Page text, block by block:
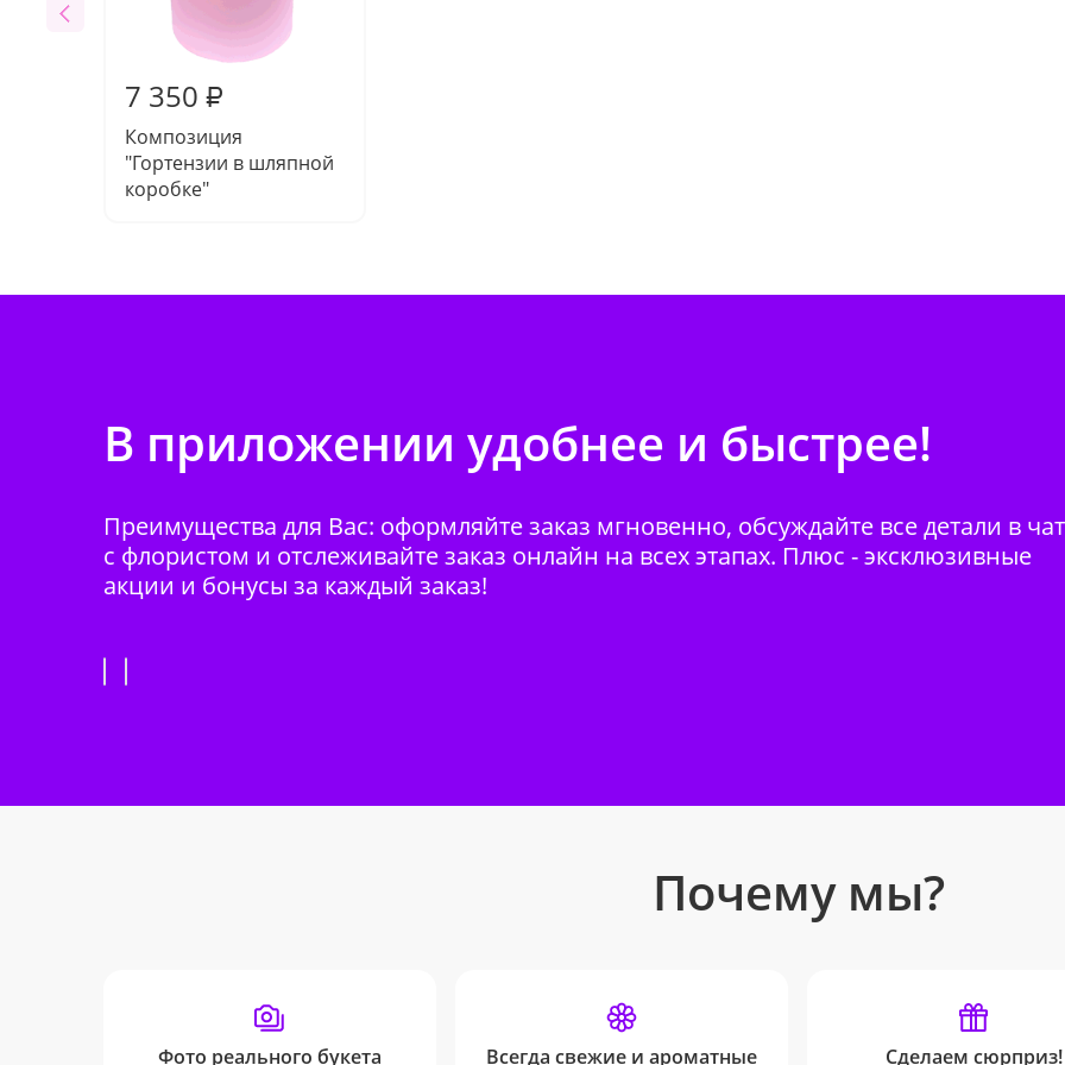
7 350 ₽
Композиция
"Гортензии в шляпной
коробке"
В приложении удобнее и быстрее!
Преимущества для Вас: оформляйте заказ мгновенно, обсуждайте все детали в
с флористом и отслеживайте заказ онлайн на всех этапах. Плюс - эксклюзивные
акции и бонусы за каждый заказ!
Почему мы?
Фото реального букета Всегда свежие и ароматные Сделаем сюрприз!